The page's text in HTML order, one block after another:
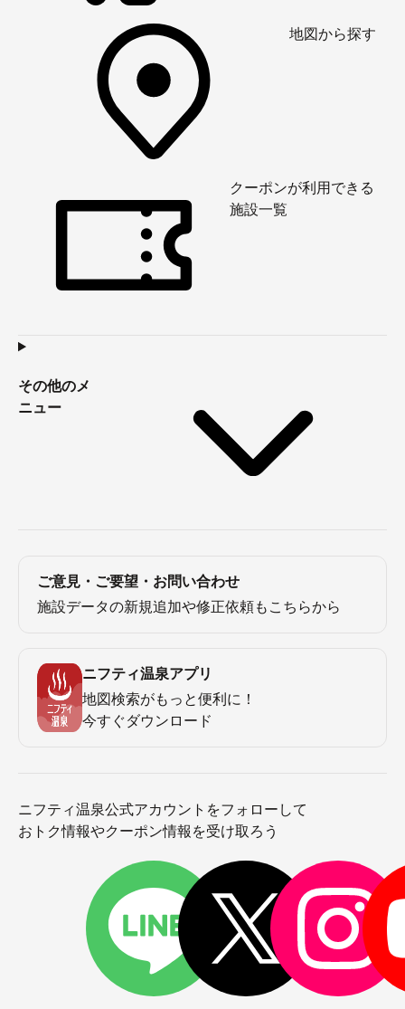
地図から探す
クーポンが利用できる
施設一覧
その他のメ
ニュー
ご意見・ご要望・お問い合わせ
施設データの新規追加や修正依頼もこちらから
ニフティ温泉アプリ
地図検索がもっと便利に！
今すぐダウンロード
ニフティ温泉公式アカウントをフォローして
おトク情報やクーポン情報を受け取ろう